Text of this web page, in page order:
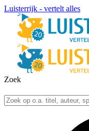
Luisterrijk - vertelt alles
Zoek